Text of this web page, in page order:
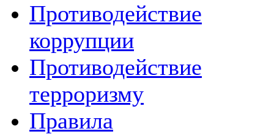
Противодействие
коррупции
Противодействие
терроризму
Правила